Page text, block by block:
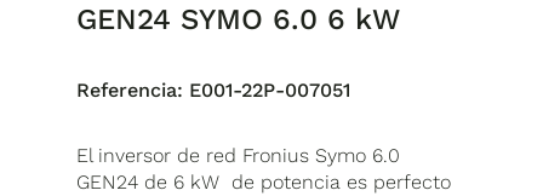
GEN24 SYMO 6.0 6 kW
Referencia: E001-22P-007051
El inversor de red Fronius Symo 6.0
GEN24 de 6 kW de potencia es perfecto